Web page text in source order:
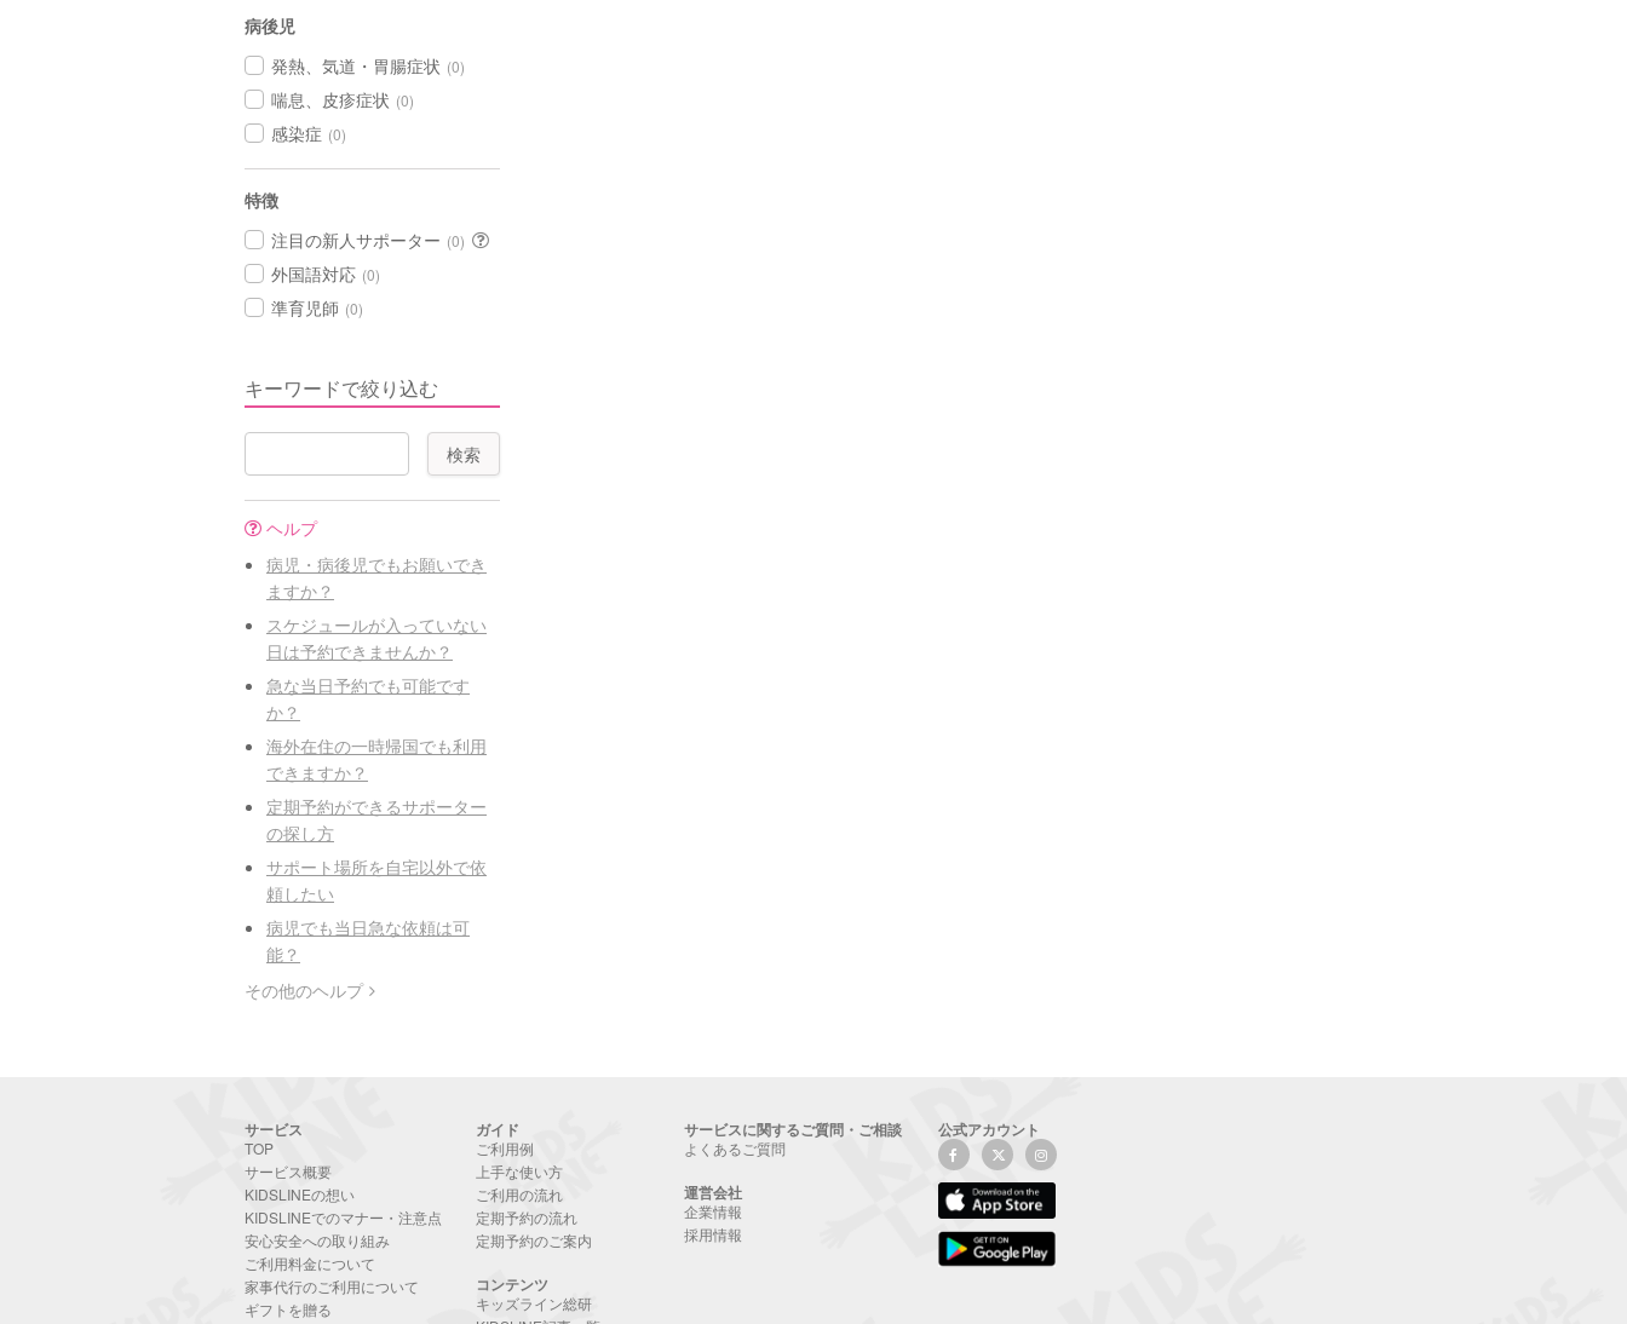
病後児
発熱、気道・胃腸症状 (0)
喘息、皮疹症状 (0)
感染症 (0)
特徴
注目の新人サポーター (0)
外国語対応 (0)
準育児師 (0)
キーワードで絞り込む
ヘルプ
病児・病後児でもお願いでき
ますか？
スケジュールが入っていない
日は予約できませんか？
急な当日予約でも可能です
か？
海外在住の一時帰国でも利用
できますか？
定期予約ができるサポーター
の探し方
サポート場所を自宅以外で依
頼したい
病児でも当日急な依頼は可
能？
その他のヘルプ
サービス
TOP
サービス概要
KIDSLINEの想い
KIDSLINEでのマナー・注意点
安心安全への取り組み
ご利用料金について
家事代行のご利用について
ギフトを贈る
ガイド
ご利用例
上手な使い方
ご利用の流れ
定期予約の流れ
定期予約のご案内
コンテンツ
キッズライン総研
サービスに関するご質問・ご相談
よくあるご質問
運営会社
企業情報
採用情報
公式アカウント